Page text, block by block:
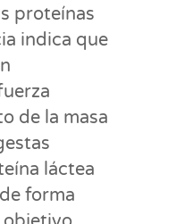
proteínas
indica que
de la masa
láctea
forma